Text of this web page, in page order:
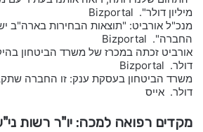
מיליון דולר". Bizportal
מנכ"ל אורביט: "תוצאות הבחירות בארה"ב
החברה". Bizportal
דולר. Bizportal
דולר. אייס
מקדים רפואה למכה: יו"ר רשות